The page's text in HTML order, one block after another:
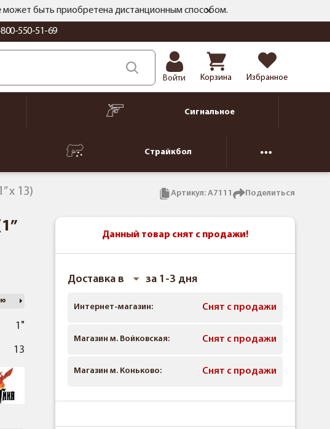
может быть приобретена дистанционным способом.
550-51-69
Войти Корзина Избранное
Сигнальное
Страйкбол
x 13) Артикул: А7111 Поделиться
1"
13
Данный товар снят с продажи!
Доставка в за 1-3 дня
Интернет-магазин: Снят с продажи
Магазин м. Войковская: Снят с продажи
Магазин м. Коньково: Снят с продажи